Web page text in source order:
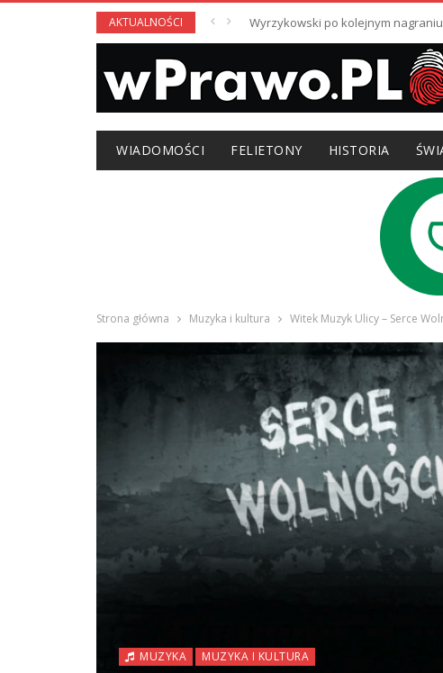
AKTUALNOŚCI Wyrzykowski po kolejnym nagraniu
WIADOMOŚCI FELIETONY HISTORIA
Strona główna Muzyka i kultura Witek Muzyk Ulicy – Serce
MUZYKA MUZYKA I KULTURA